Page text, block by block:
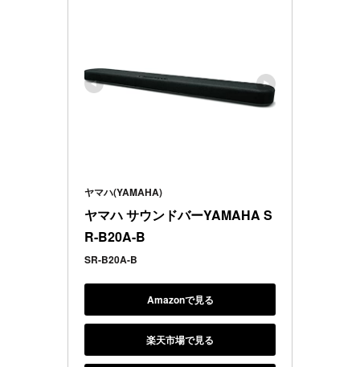
ヤマハ(YAMAHA)
ヤマハ サウンドバーYAMAHA S
R-B20A-B
SR-B20A-B
Amazonで見る
楽天市場で見る